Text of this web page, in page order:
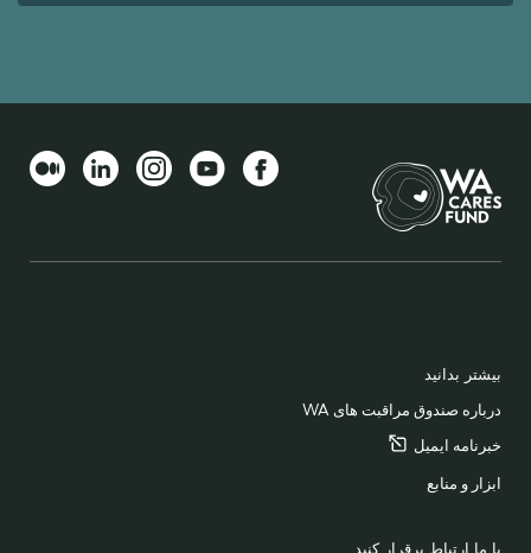
بیشتر بدانید
درباره صندوق مراقبت های WA
خبرنامه ایمیل
ابزار و منابع
با ما ارتباط برقرار کنید